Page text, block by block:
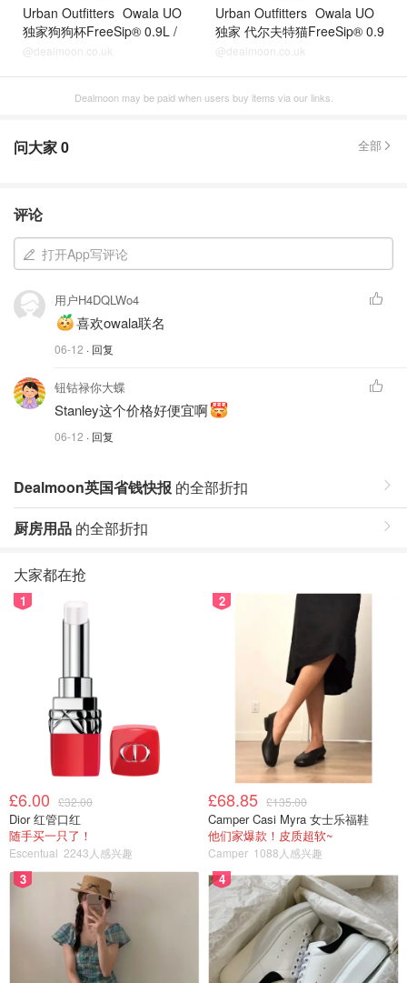
Urban Outfitters Owala UO
独家狗狗杯FreeSip® 0.9L /
32oz 水瓶
@dealmoon.co.uk
Urban Outfitters Owala UO
独家 代尔夫特猫FreeSip® 0.9
升/32盎司水瓶
@dealmoon.co.uk
Dealmoon may be paid when users buy items via our links.
问大家0 全部
评论
打开App写评论
用户H4DQLWo4
喜欢owala联名
06-12 · 回复
钮钴禄你大蝶
Stanley这个价格好便宜啊
06-12 · 回复
Dealmoon英国省钱快报 的全部折扣
厨房用品 的全部折扣
大家都在抢
1
£6.00 £32.00
Dior 红管口红
随手买一只了！
Escentual 2243人感兴趣
2
£68.85 £135.00
Camper Casi Myra 女士乐福鞋
他们家爆款！皮质超软~
Camper 1088人感兴趣
3 4